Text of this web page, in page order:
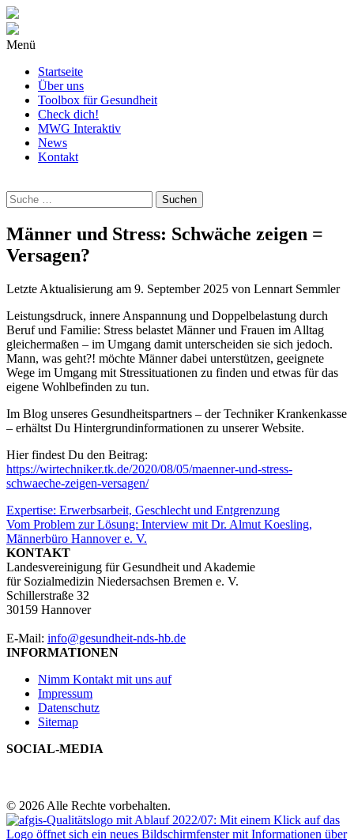
Menü
Startseite
Über uns
Toolbox für Gesundheit
Check dich!
MWG Interaktiv
News
Kontakt
suchst
Du?
Männer und Stress: Schwäche zeigen =
Versagen?
Letzte Aktualisierung am 9. September 2025 von Lennart Semmler
Leistungsdruck, innere Anspannung und Doppelbelastung durch
Beruf und Familie: Stress belastet Männer und Frauen im Alltag
gleichermaßen – im Umgang damit unterscheiden sie sich jedoch.
Mann, was geht?! möchte Männer dabei unterstützen, geeignete
Wege im Umgang mit Stressituationen zu finden und etwas für das
eigene Wohlbefinden zu tun.
Im Blog unseres Gesundheitspartners – der Techniker Krankenkasse
– erhältst Du Hintergrundinformationen zu unserer Website.
Hier findest Du den Beitrag:
https://wirtechniker.tk.de/2020/08/05/maenner-und-stress-
schwaeche-zeigen-versagen/
Beitragsnavigation
Expertise: Erwerbsarbeit, Geschlecht und Entgrenzung
Vom Problem zur Lösung: Interview mit Dr. Almut Koesling,
Männerbüro Hannover e. V.
KONTAKT
Landesvereinigung für Gesundheit und Akademie
für Sozialmedizin Niedersachsen Bremen e. V.
Schillerstraße 32
30159 Hannover
E-Mail: info@gesundheit-nds-hb.de
INFORMATIONEN
Nimm Kontakt mit uns auf
Impressum
Datenschutz
Sitemap
SOCIAL-MEDIA
© 2026 Alle Rechte vorbehalten.